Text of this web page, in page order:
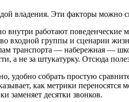
владения. Эти факторы можно
работают поведенческие
входной группы и сценарии
транспорта — набережная —
а не за штукатурку. Отсюда
удобно собрать простую
как метрики
заменяет десятки звонков.